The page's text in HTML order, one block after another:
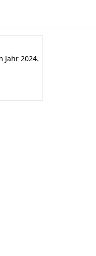
Jahr 2024.